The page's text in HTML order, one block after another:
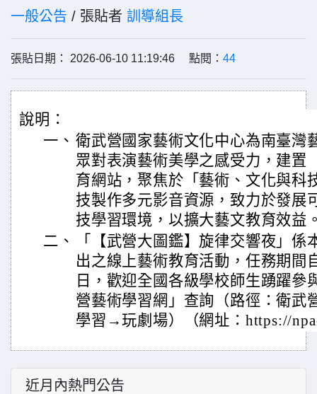
一般公告 / 張貼者 訓導組長
張貼日期： 2026-06-10 11:19:46 點閱： 44
說明：
一、 衛武營國家藝術文化中心為南臺灣
眾對表演藝術美學之感受力，建置
育網站，聚焦於「藝術、文化與科
技製作多元影音資源，致力於發展
技學習環境，以擴大藝文教育效益
二、
「【武營大圖鑑】旋律交響夜」係
出之線上藝術教育活動，任務期間
日，歡迎全國各級學校師生踴躍參
營藝術學習網」查詢（路徑：衛
學習→玩劇場）（網址：https://
近月內熱門公告